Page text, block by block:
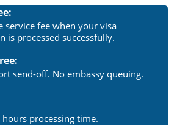
service fee when your visa
is processed successfully.
send-off. No embassy queuing.
processing time.